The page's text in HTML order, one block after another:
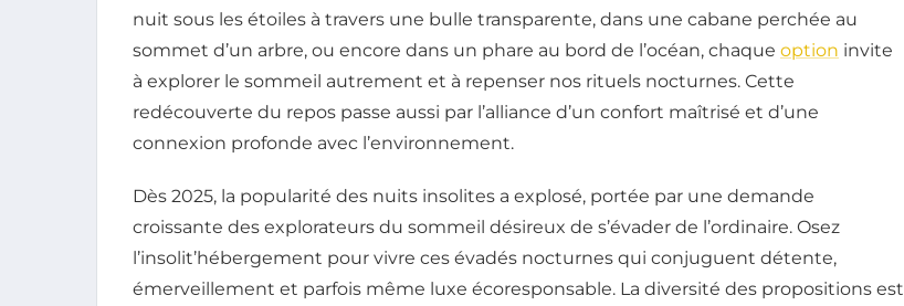
nuit sous les étoiles à travers une bulle transparente, dans une cabane perchée au
sommet d’un arbre, ou encore dans un phare au bord de l’océan, chaque option invite
à explorer le sommeil autrement et à repenser nos rituels nocturnes. Cette
redécouverte du repos passe aussi par l’alliance d’un confort maîtrisé et d’une
connexion profonde avec l’environnement.
Dès 2025, la popularité des nuits insolites a explosé, portée par une demande
croissante des explorateurs du sommeil désireux de s’évader de l’ordinaire. Osez
l’insolit’hébergement pour vivre ces évadés nocturnes qui conjuguent détente,
émerveillement et parfois même luxe écoresponsable. La diversité des propositions est